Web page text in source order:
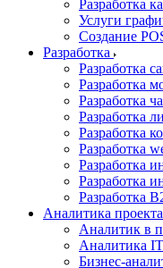
Разработка
Услуги
Создание
Разработка
Разработка
Разработка
Разработка
Разработка
Разработка
Разработка
Разработка
Разработка
Разработка
Аналитика проекта
Аналитик в
Аналитика
Бизнес-